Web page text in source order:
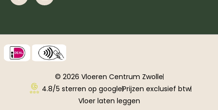
© 2026 Vloeren Centrum Zwolle
4.8/5 sterren op googlePrijzen exclusief btw
Vloer laten leggen